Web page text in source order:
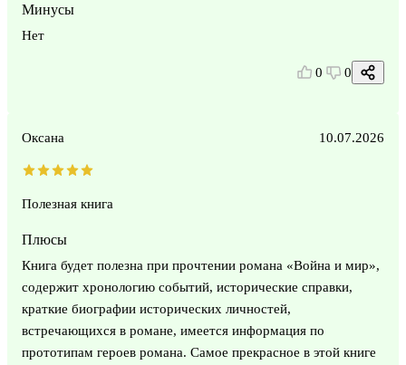
Минусы
Нет
0 0
Оксана 10.07.2026
Полезная книга
Плюсы
Книга будет полезна при прочтении романа «Война и мир»,
содержит хронологию событий, исторические справки,
краткие биографии исторических личностей,
встречающихся в романе, имеется информация по
прототипам героев романа. Самое прекрасное в этой книге